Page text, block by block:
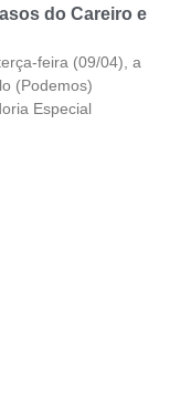
do Careiro e
feira (09/04), a
(Podemos)
Especial